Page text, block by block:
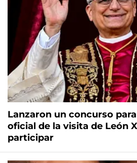
Lanzaron un concurso
oficial de la visita de León
participar